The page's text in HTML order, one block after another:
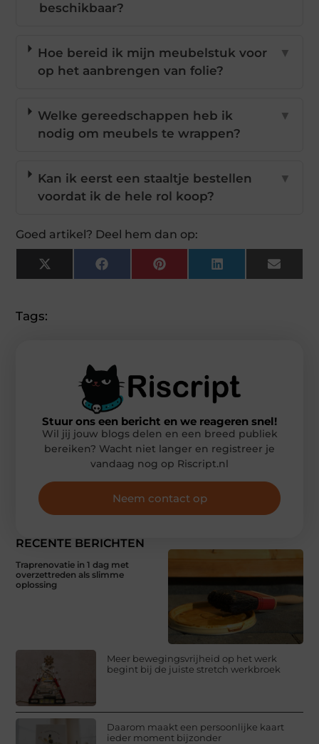
beschikbaar?
Hoe bereid ik mijn meubelstuk voor
op het aanbrengen van folie?
▼
Welke gereedschappen heb ik
nodig om meubels te wrappen?
▼
Kan ik eerst een staaltje bestellen
voordat ik de hele rol koop?
▼
Goed artikel? Deel hem dan op:
X
(Twitter)
FacebookPinterestLinkedInEmail
Tags:
RECENTE BERICHTEN
Traprenovatie in 1 dag met
overzettreden als slimme
oplossing
Meer bewegingsvrijheid op het werk
begint bij de juiste stretch werkbroek
Daarom maakt een persoonlijke kaart
ieder moment bijzonder
Stuur ons een bericht en we reageren snel!
Wil jij jouw blogs delen en een breed publiek
bereiken? Wacht niet langer en registreer je
vandaag nog op Riscript.nl
Neem contact op